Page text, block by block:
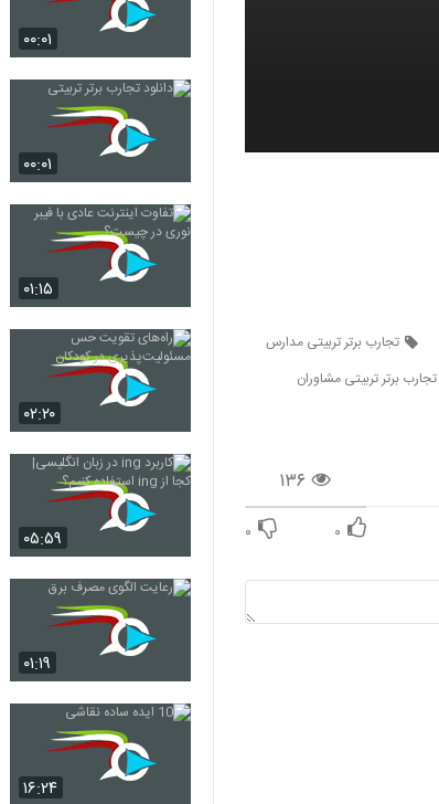
تجارب برتر تربیتی مدارس
تجارب برتر تربیتی مشاوران
۱۳۶
۰ ۰
۰۰:۰۱
۰۰:۰۱
۰۱:۱۵
۰۲:۲۰
۰۵:۵۹
۰۱:۱۹
۱۶:۲۴